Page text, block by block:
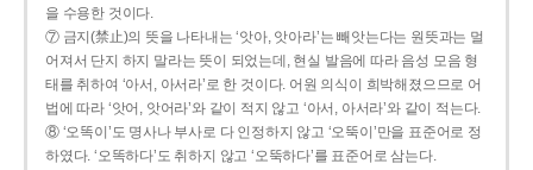
을 수용한 것이다.
⑦ 금지(禁止)의 뜻을 나타내는 ‘앗아, 앗아라’는 빼앗는다는 원뜻과는 멀
어져서 단지 하지 말라는 뜻이 되었는데, 현실 발음에 따라 음성 모음 형
태를 취하여 ‘아서, 아서라’로 한 것이다. 어원 의식이 희박해졌으므로 어
법에 따라 ‘앗어, 앗어라’와 같이 적지 않고 ‘아서, 아서라’와 같이 적는다.
⑧ ‘오똑이’도 명사나 부사로 다 인정하지 않고 ‘오뚝이’만을 표준어로 정
하였다. ‘오똑하다’도 취하지 않고 ‘오뚝하다’를 표준어로 삼는다.